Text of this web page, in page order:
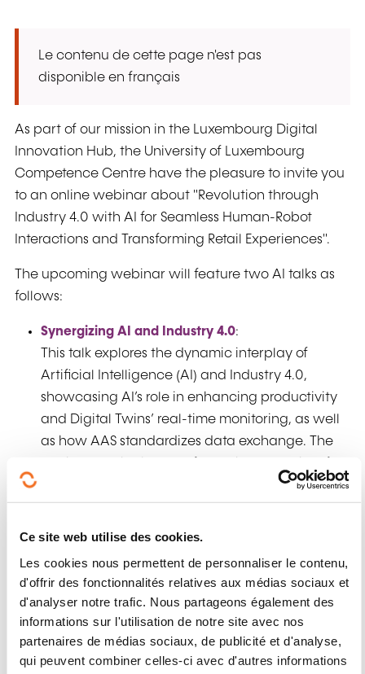
Ce site web utilise des cookies.
Les cookies nous permettent de personnaliser le contenu,
d'offrir des fonctionnalités relatives aux médias sociaux et
d'analyser notre trafic. Nous partageons également des
informations sur l'utilisation de notre site avec nos
partenaires de médias sociaux, de publicité et d'analyse,
qui peuvent combiner celles-ci avec d'autres informations
Le contenu de cette page n'est pas
disponible en français
As part of our mission in the Luxembourg Digital
Innovation Hub, the University of Luxembourg
Competence Centre have the pleasure to invite you
to an online webinar about "Revolution through
Industry 4.0 with AI for Seamless Human-Robot
Interactions and Transforming Retail Experiences".
The upcoming webinar will feature two AI talks as
follows:
SynergizingAI and Industry 4.0:
This talk explores the dynamic interplay of
Artificial Intelligence (AI) and Industry 4.0,
showcasing AI’s role in enhancing productivity
and Digital Twins’ real-time monitoring, as well
as how AAS standardizes data exchange. The
applications and case studies, offering a
roadmap for organizations navigating the
Application-oriented AI research with the
Innovative Retail Laboratory for the Retail of the
Future: